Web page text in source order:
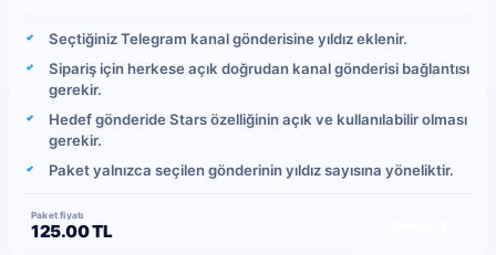
Seçtiğiniz Telegram kanal gönderisine yıldız eklenir.
Sipariş için herkese açık doğrudan kanal gönderisi bağlantısı
gerekir.
Hedef gönderide Stars özelliğinin açık ve kullanılabilir olması
gerekir.
Paket yalnızca seçilen gönderinin yıldız sayısına yöneliktir.
Paket fiyatı
125.00 TL